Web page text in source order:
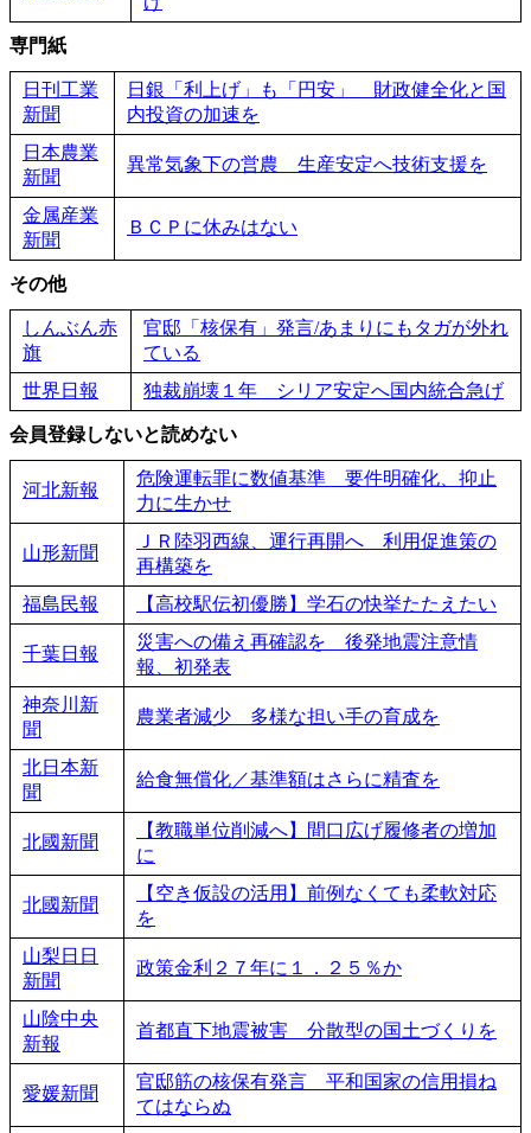
専門紙
日刊工業
新聞
日銀「利上げ」も「円安」 財政健全化と国
内投資の加速を
日本農業
新聞
異常気象下の営農 生産安定へ技術支援を
金属産業
新聞
ＢＣＰに休みはない
その他
しんぶん赤
旗
官邸「核保有」発言/あまりにもタガが外れ
ている
世界日報
独裁崩壊１年 シリア安定へ国内統合急げ
会員登録しないと読めない
河北新報
危険運転罪に数値基準 要件明確化、抑止
力に生かせ
山形新聞
ＪＲ陸羽西線、運行再開へ 利用促進策の
再構築を
福島民報
【高校駅伝初優勝】学石の快挙たたえたい
千葉日報
災害への備え再確認を 後発地震注意情
報、初発表
神奈川新
聞
農業者減少 多様な担い手の育成を
北日本新
聞
給食無償化／基準額はさらに精査を
北國新聞
【教職単位削減へ】間口広げ履修者の増加
に
北國新聞
【空き仮設の活用】前例なくても柔軟対応
を
山梨日日
新聞
政策金利２７年に１．２５％か
山陰中央
新報
首都直下地震被害 分散型の国土づくりを
愛媛新聞
官邸筋の核保有発言 平和国家の信用損ね
てはならぬ